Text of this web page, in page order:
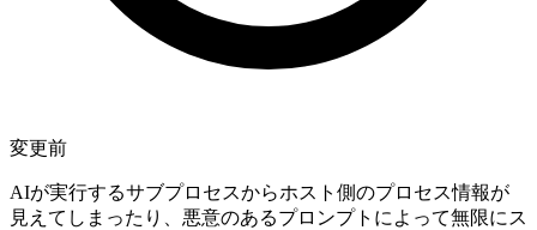
変更前
AIが実行するサブプロセスからホスト側のプロセス情報が
見えてしまったり、悪意のあるプロンプトによって無限にス